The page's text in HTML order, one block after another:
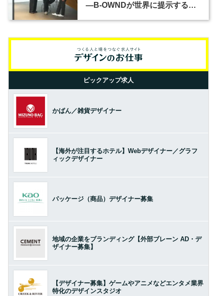
―B-OWNDが世界に提示する美
ピックアップ求人
かばん／雑貨デザイナー
【海外が注目するホテル】Webデザイナー／グラフ
ィックデザイナー
パッケージ（商品）デザイナー募集
地域の企業をブランディング【外部ブレーン AD・デ
ザイナー募集】
【デザイナー募集】ゲームやアニメなどエンタメ業界
特化のデザインスタジオ